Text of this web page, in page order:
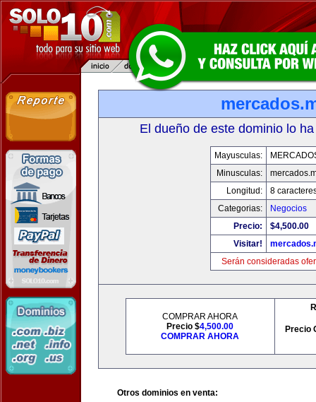
El dueño de este dominio lo
Mayusculas:
Minusculas:
Longitud:
8
Categorias:
Negocios
Precio:
$4,500.00
Visitar!
Serán consideradas
COMPRAR AHORA
Precio $4,500.00
COMPRAR AHORA
Precio
Otros dominios en venta: